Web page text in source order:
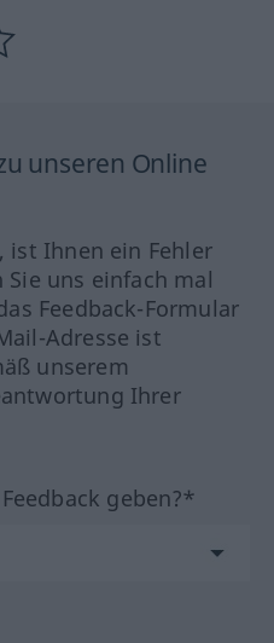
unseren Online
ist Ihnen ein Fehler
uns einfach mal
Feedback-Formular
Adresse ist
unserem
Ihrer
geben?*